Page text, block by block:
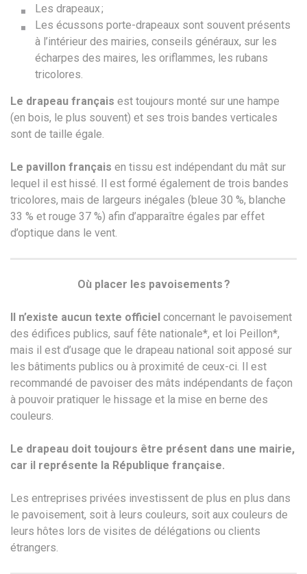
Les drapeaux ;
Les écussons porte-drapeaux sont souvent présents
à l’intérieur des mairies, conseils généraux, sur les
écharpes des maires, les oriflammes, les rubans
tricolores.
Le drapeau français est toujours monté sur une hampe
(en bois, le plus souvent) et ses trois bandes verticales
sont de taille égale.
Le pavillon français en tissu est indépendant du mât sur
lequel il est hissé. Il est formé également de trois bandes
tricolores, mais de largeurs inégales (bleue 30 %, blanche
33 % et rouge 37 %) afin d’apparaître égales par effet
d’optique dans le vent.
Où placer les pavoisements ?
Il n’existe aucun texte officiel concernant le pavoisement
des édifices publics, sauf fête nationale*, et loi Peillon*,
mais il est d’usage que le drapeau national soit apposé sur
les bâtiments publics ou à proximité de ceux-ci. Il est
recommandé de pavoiser des mâts indépendants de façon
à pouvoir pratiquer le hissage et la mise en berne des
couleurs.
Le drapeau doit toujours être présent dans une mairie,
car il représente la République française.
Les entreprises privées investissent de plus en plus dans
le pavoisement, soit à leurs couleurs, soit aux couleurs de
leurs hôtes lors de visites de délégations ou clients
étrangers.